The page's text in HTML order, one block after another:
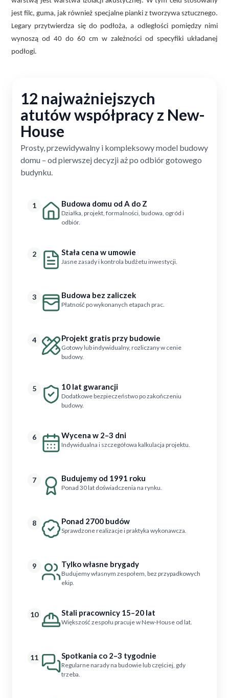
jest filc, guma, jak również specjalne pianki z tworzywa sztucznego.
Legary przytwierdza się do podłoża, a odległości pomiędzy nimi
wynoszą od 40 do 60 cm w zależności od specyfiki układanej
podłogi.
12 najważniejszych
atutów współpracy z New-
House
Prosty, przewidywalny i kompleksowy model budowy
domu – od pierwszej decyzji aż po odbiór gotowego
budynku.
1 Budowa domu od A do Z
Działka, projekt, formalności, budowa, ogród i
odbiór.
2 Stała cena w umowie
Jasne zasady i kontrola budżetu inwestycji.
3 Budowa bez zaliczek
Płatność po wykonanych etapach prac.
4 Projekt gratis przy budowie
Gotowy lub indywidualny, rozliczany w cenie
budowy.
5 10 lat gwarancji
Dodatkowe bezpieczeństwo po zakończeniu
budowy.
6 Wycena w 2–3 dni
Indywidualna i szczegółowa kalkulacja projektu.
7 Budujemy od 1991 roku
Ponad 30 lat doświadczenia na rynku.
8 Ponad 2700 budów
Sprawdzone realizacje i praktyka wykonawcza.
9 Tylko własne brygady
Budujemy własnym zespołem, bez przypadkowych
ekip.
10 Stali pracownicy 15–20 lat
Większość zespołu pracuje w New-House od lat.
11 Spotkania co 2–3 tygodnie
Regularne narady na budowie lub częściej, gdy
trzeba.